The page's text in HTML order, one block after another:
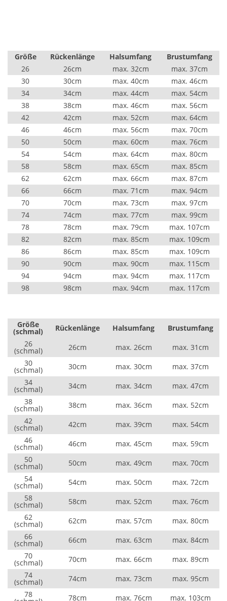
Größe Rückenlänge Halsumfang
Brustumfang
26
26cm max. 32cm
max. 37cm
30
30cm max. 40cm
max. 46cm
34
34cm max. 44cm
max. 54cm
38
38cm max. 46cm
max. 56cm
42
42cm max. 52cm
max. 64cm
46
46cm max. 56cm
max. 70cm
50
50cm max. 60cm
max. 76cm
54
54cm max. 64cm
max. 80cm
58
58cm max. 65cm
max. 85cm
62
62cm max. 66cm
max. 87cm
66
66cm max. 71cm
max. 94cm
70
70cm max. 73cm
max. 97cm
74
74cm max. 77cm
max. 99cm
78
78cm max. 79cm
max. 107cm
82
82cm max. 85cm
max. 109cm
86
86cm max. 85cm
max. 109cm
90
90cm max. 90cm
max. 115cm
94
94cm max. 94cm
max. 117cm
98
98cm max. 94cm max. 117cm
Größe
(schmal) Rückenlänge Halsumfang
Brustumfang
26
(schmal) 26cm max. 26cm
max. 31cm
30
(schmal) 30cm max. 30cm
max. 37cm
34
(schmal) 34cm max. 34cm
max. 47cm
38
(schmal) 38cm max. 36cm
max. 52cm
42
(schmal) 42cm max. 39cm
max. 54cm
46
(schmal) 46cm max. 45cm
max. 59cm
50
(schmal) 50cm max. 49cm
max. 70cm
54
(schmal) 54cm max. 50cm
max. 72cm
58
(schmal) 58cm max. 52cm
max. 76cm
62
(schmal) 62cm max. 57cm
max. 80cm
66
(schmal) 66cm max. 63cm
max. 84cm
70
(schmal) 70cm max. 66cm
max. 89cm
74
(schmal) 74cm max. 73cm
max. 95cm
78
78cm max. 76cm max. 103cm